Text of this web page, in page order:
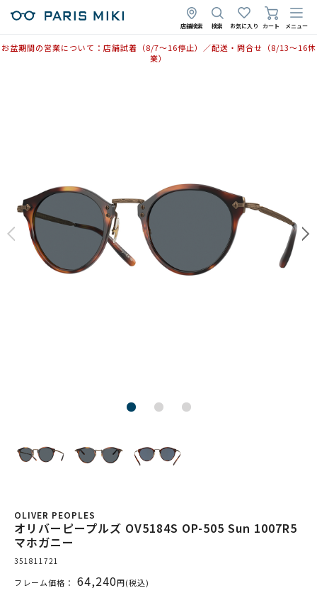
店舗検索 検索 お気に入り カート メニュー
お盆期間の営業について：店舗試着（8/7〜16停止）／配送・問合せ（8/13〜16休
業）
OLIVER PEOPLES
オリバーピープルズ OV5184S OP-505 Sun 1007R5
マホガニー
351811721
フレーム価格： 64,240円(税込)